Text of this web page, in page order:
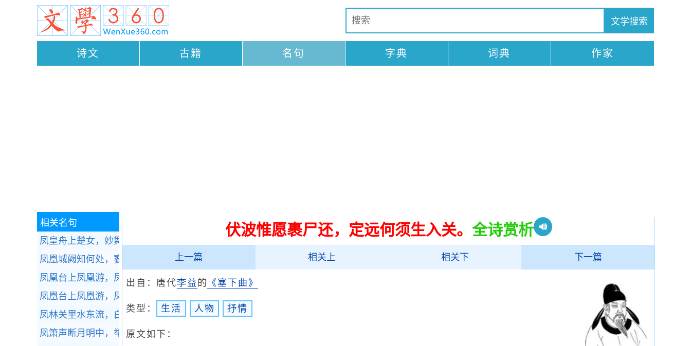
诗文 古籍 名句 字典 词典 作家
伏波惟愿裹尸还，定远何须生入关。 全诗赏析
上一篇 相关上 相关下 下一篇
出自：唐代李益 的 《塞下曲》
类型： 生活 人物 抒情
原文如下：
相关名句
凤皇舟上楚女，妙舞，雷喧波上鼓。
凤凰城阙知何处，寥落星河一雁飞。全诗赏析
凤凰台上凤凰游，凤去台空江自流。 全诗赏析
凤凰台上凤凰游，凤去台空江自流。
凤林关里水东流，白草黄榆六十秋。 全诗赏析
凤箫声断月明中，举手谢、时人欲去。